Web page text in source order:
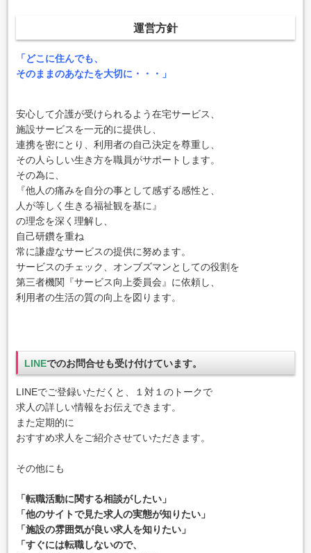
運営方針
「どこに住んでも、
そのままのあなたを大切に・・・」
安心して介護が受けられるよう在宅サービス、
施設サービスを一元的に提供し、
連携を密にとり、利用者の自己決定を尊重し、
その人らしい生き方を職員がサポートします。
その為に、
『他人の痛みを自分の事として感ずる感性と、
人が等しく生きる福祉観を基に』
の理念を深く理解し、
自己研鑽を重ね
常に謙虚なサービスの提供に努めます。
サービスのチェック、オンブズマンとしての役割を
第三者機関『サービス向上委員会』に依頼し、
利用者の生活の質の向上を図ります。
LINEでのお問合せも受け付けています。
LINEでご登録いただくと、１対１のトークで
求人の詳しい情報をお伝えできます。
また定期的に
おすすめ求人をご紹介させていただきます。
その他にも
「転職活動に関する相談がしたい」
「他のサイトで見た求人の実態が知りたい」
「施設の雰囲気が良い求人を知りたい」
「すぐには転職しないので、